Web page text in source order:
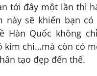
tới đây một lần thì
này sẽ khiến bạn
Hàn Quốc không
kim chi…mà còn có
tạo đẹp đến thế.